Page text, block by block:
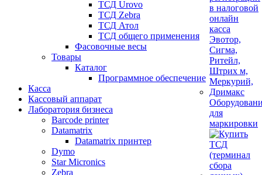
ТСД Urovo
ТСД Zebra
ТСД Атол
ТСД общего применения
Фасовочные весы
Товары
Каталог
Программное обеспечение
Касса
Кассовый аппарат
Лаборатория бизнеса
Barcode printer
Datamatrix
Datamatrix принтер
Dymo
Star Micronics
Zebra
для
маркировки